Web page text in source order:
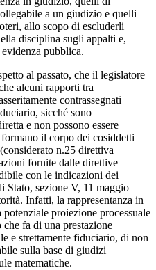
a un giudizio e quelli
allo scopo di escluderli
disciplina sugli appalti e,
pubblica.
al passato, che il legislatore
alcuni rapporti tra
contrassegnati
sicché sono
e non possono essere
il corpo dei cosiddetti
n.25 direttiva
fornite dalle direttive
con le indicazioni dei
sezione V, 11 maggio
Infatti, la rappresentanza in
proiezione processuale
fa di una prestazione
e strettamente fiduciario, di non
sulla base di giudizi
matematiche.